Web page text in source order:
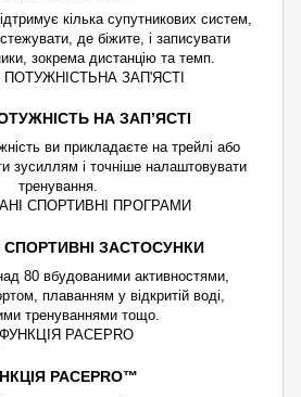
кілька супутникових систем,
де біжите, і записувати
зокрема дистанцію та темп.
НА ЗАП’ЯСТІ
ви прикладаєте на трейлі або
зусиллям і точніше налаштовувати
тренування.
СПОРТИВНІ ЗАСТОСУНКИ
80 вбудованими активностями,
плаванням у відкритій воді,
тренуваннями тощо.
PACEPRO™